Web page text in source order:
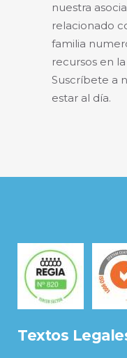
nuestra
relacionado
familia
recursos en
Suscríbete a
estar al día.
Textos